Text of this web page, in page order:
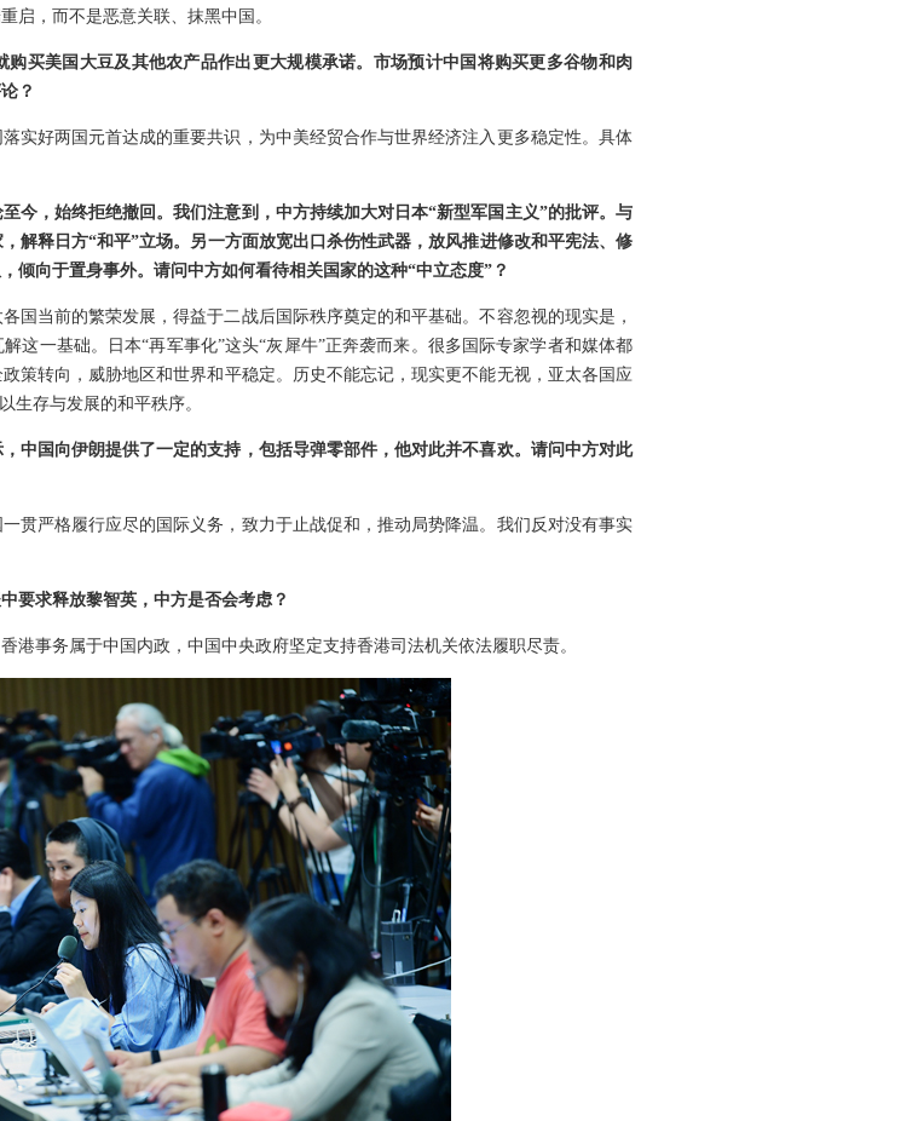
启，而不是恶意关联、抹黑中国。
买美国大豆及其他农产品作出更大规模承诺。市场预计中国将购买更多谷物和肉
？
实好两国元首达成的重要共识，为中美经贸合作与世界经济注入更多稳定性。具体
今，始终拒绝撤回。我们注意到，中方持续加大对日本“新型军国主义”的批评。与
解释日方“和平”立场。另一方面放宽出口杀伤性武器，放风推进修改和平宪法、修
倾向于置身事外。请问中方如何看待相关国家的这种“中立态度”？
国当前的繁荣发展，得益于二战后国际秩序奠定的和平基础。不容忽视的现实是，
这一基础。日本“再军事化”这头“灰犀牛”正奔袭而来。很多国际专家学者和媒体都
策转向，威胁地区和世界和平稳定。历史不能忘记，现实更不能无视，亚太各国应
生存与发展的和平秩序。
中国向伊朗提供了一定的支持，包括导弹零部件，他对此并不喜欢。请问中方对此
贯严格履行应尽的国际义务，致力于止战促和，推动局势降温。我们反对没有事实
要求释放黎智英，中方是否会考虑？
港事务属于中国内政，中国中央政府坚定支持香港司法机关依法履职尽责。